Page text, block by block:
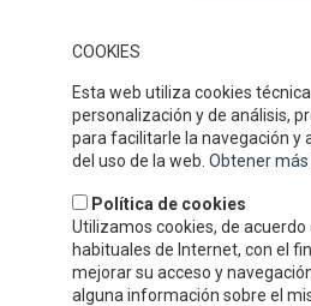
COOKIES
Esta web utiliza cookies
personalización y de análisis,
para facilitarle la navegación y
del uso de la web. Obtener
Política de cookies
Utilizamos cookies, de acuerdo
habituales de Internet, con el
mejorar su acceso y
alguna información sobre el
permitido que gocemos de un gran
DÓNDE ESTAMOS